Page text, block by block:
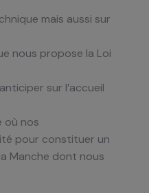
mais aussi sur
nous propose la Loi
sur l’accueil
où nos
pour constituer un
Manche dont nous